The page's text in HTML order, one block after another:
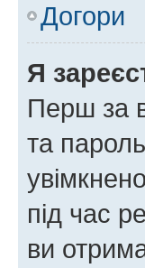
Догори
Я
Перш за
та
під час
ви